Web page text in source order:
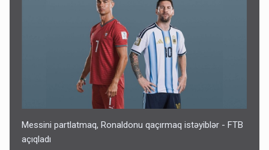
Messini partlatmaq, Ronaldonu qaçırmaq istəyiblər - FTB
açıqladı